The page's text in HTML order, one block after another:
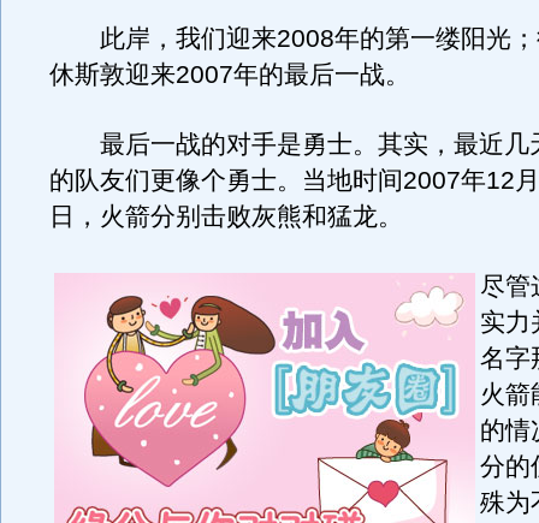
此岸，我们迎来2008年的第一缕阳光；
休斯敦迎来2007年的最后一战。
最后一战的对手是勇士。其实，最近几
的队友们更像个勇士。当地时间2007年12
日，火箭分别击败灰熊和猛龙。
尽管
实力
名字
火箭
的情
分的
殊